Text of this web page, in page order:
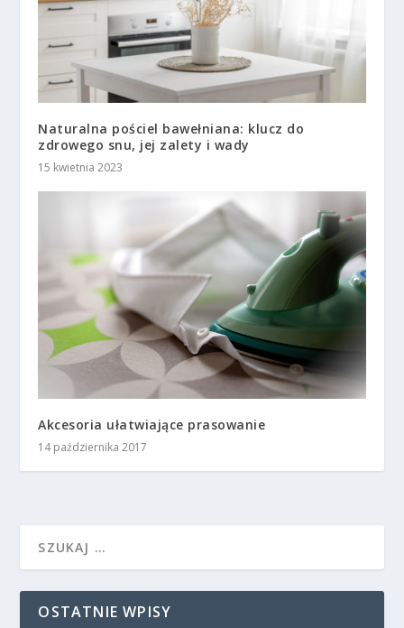
Naturalna pościel bawełniana: klucz do
zdrowego snu, jej zalety i wady
15 kwietnia 2023
Akcesoria ułatwiające prasowanie
14 października 2017
OSTATNIE WPISY